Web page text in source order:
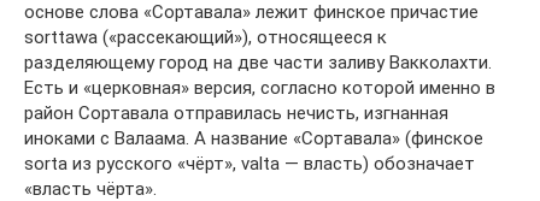
основе слова «Сортавала» лежит финское причастие
sorttawa («рассекающий»), относящееся к
разделяющему город на две части заливу Вакколахти.
Есть и «церковная» версия, согласно которой именно в
район Сортавала отправилась нечисть, изгнанная
иноками с Валаама. А название «Сортавала» (финское
sorta из русского «чёрт», valta — власть) обозначает
«власть чёрта».